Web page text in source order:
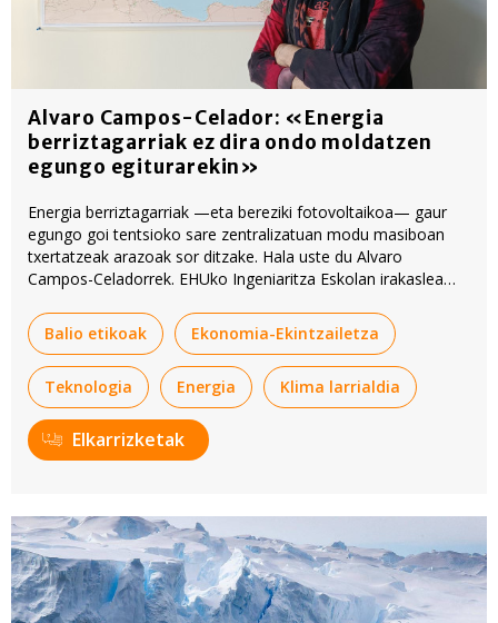
Alvaro Campos-Celador: «Energia
berriztagarriak ez dira ondo moldatzen
egungo egiturarekin»
Energia berriztagarriak —eta bereziki fotovoltaikoa— gaur
egungo goi tentsioko sare zentralizatuan modu masiboan
txertatzeak arazoak sor ditzake. Hala uste du Alvaro
Campos-Celadorrek. EHUko Ingeniaritza Eskolan irakaslea
Balio etikoak
Ekonomia-Ekintzailetza
Teknologia Energia Klima larrialdia
Elkarrizketak